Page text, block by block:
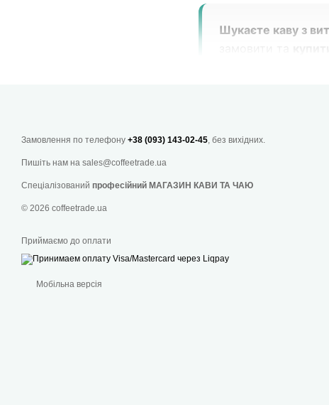
Шукаєте каву з
Кава світлого
багатошарову
повністю зберегти
поступаючись місцем
Зміст сторінки:
Як виглядає
Світле
Який насправді
Як найкраще
Часті питання
Замовлення по телефону +38 (093) 143-02-45, без вихідних.
Пишіть нам на sales@coffeetrade.ua
Спеціалізований професійний МАГАЗИН КАВИ ТА ЧАЮ
© 2026 coffeetrade.ua
Приймаємо до оплати
Мобільна версія